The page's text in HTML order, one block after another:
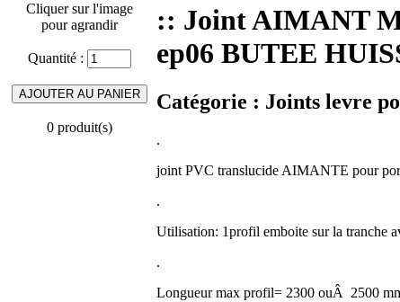
Cliquer sur l'image
pour agrandir
Quantité :
0 produit(s)
:: Joint AIMANT
ep06 BUTEE
Catégorie : Joints levre
.
joint PVC translucide AIMANTE pour
.
Utilisation: 1profil emboite sur la tranche
.
Longueur max profil= 2300 ouÂ 2500